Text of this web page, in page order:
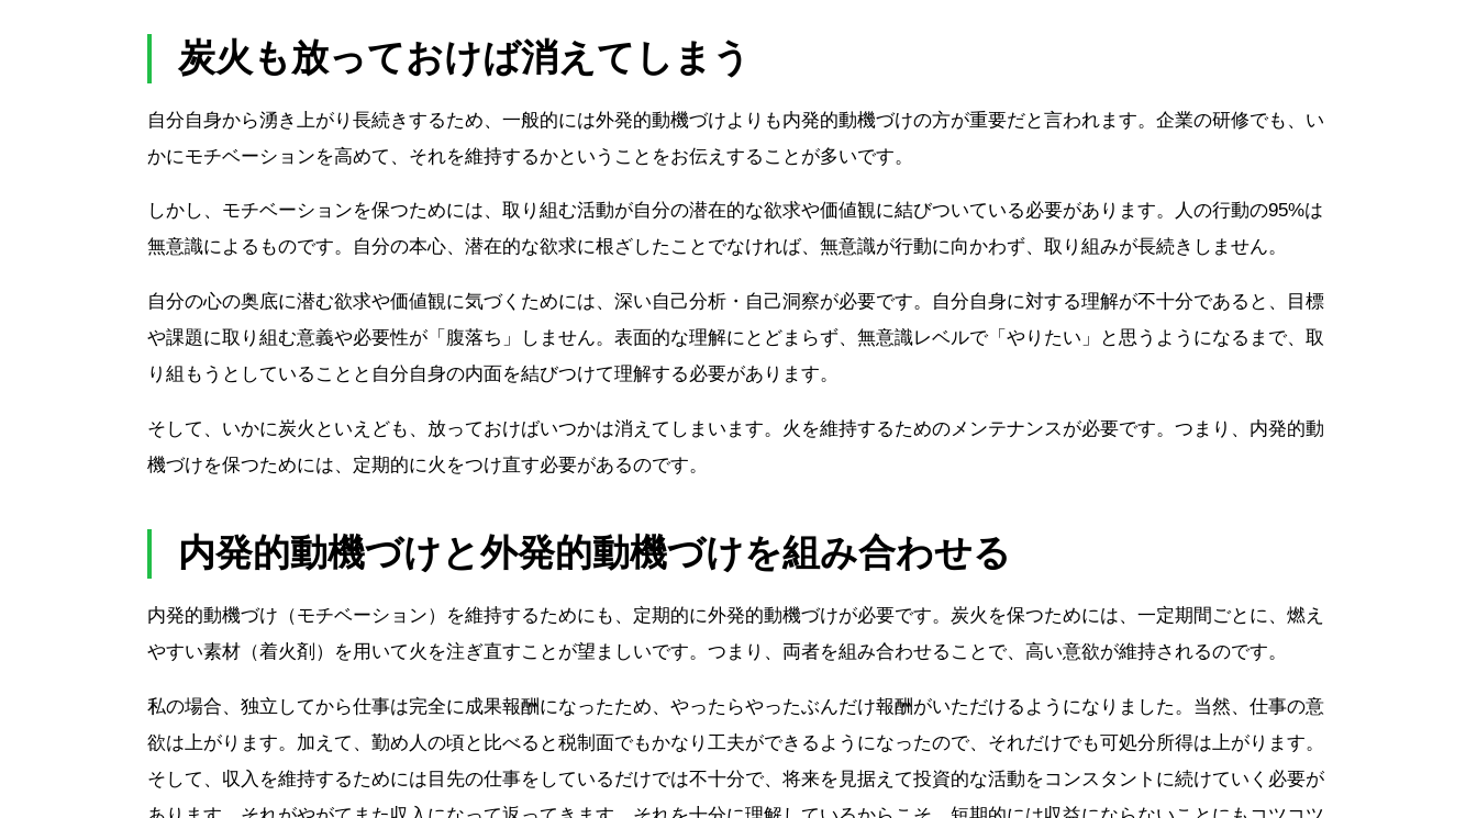
炭火も放っておけば消えてしまう
自分自身から湧き上がり長続きするため、一般的には外発的動機づけよりも内発的動機づけの方が重要だと言われます。企業の研修でも、い
かにモチベーションを高めて、それを維持するかということをお伝えすることが多いです。
しかし、モチベーションを保つためには、取り組む活動が自分の潜在的な欲求や価値観に結びついている必要があります。人の行動の95%は
無意識によるものです。自分の本心、潜在的な欲求に根ざしたことでなければ、無意識が行動に向かわず、取り組みが長続きしません。
自分の心の奥底に潜む欲求や価値観に気づくためには、深い自己分析・自己洞察が必要です。自分自身に対する理解が不十分であると、目標
や課題に取り組む意義や必要性が「腹落ち」しません。表面的な理解にとどまらず、無意識レベルで「やりたい」と思うようになるまで、取
り組もうとしていることと自分自身の内面を結びつけて理解する必要があります。
そして、いかに炭火といえども、放っておけばいつかは消えてしまいます。火を維持するためのメンテナンスが必要です。つまり、内発的動
機づけを保つためには、定期的に火をつけ直す必要があるのです。
内発的動機づけと外発的動機づけを組み合わせる
内発的動機づけ（モチベーション）を維持するためにも、定期的に外発的動機づけが必要です。炭火を保つためには、一定期間ごとに、燃え
やすい素材（着火剤）を用いて火を注ぎ直すことが望ましいです。つまり、両者を組み合わせることで、高い意欲が維持されるのです。
私の場合、独立してから仕事は完全に成果報酬になったため、やったらやったぶんだけ報酬がいただけるようになりました。当然、仕事の意
欲は上がります。加えて、勤め人の頃と比べると税制面でもかなり工夫ができるようになったので、それだけでも可処分所得は上がります。
そして、収入を維持するためには目先の仕事をしているだけでは不十分で、将来を見据えて投資的な活動をコンスタントに続けていく必要が